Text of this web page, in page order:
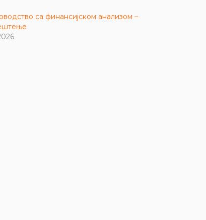
са финансијском анализом –